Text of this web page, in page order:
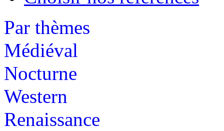
Par thèmes
Médiéval
Nocturne
Western
Renaissance